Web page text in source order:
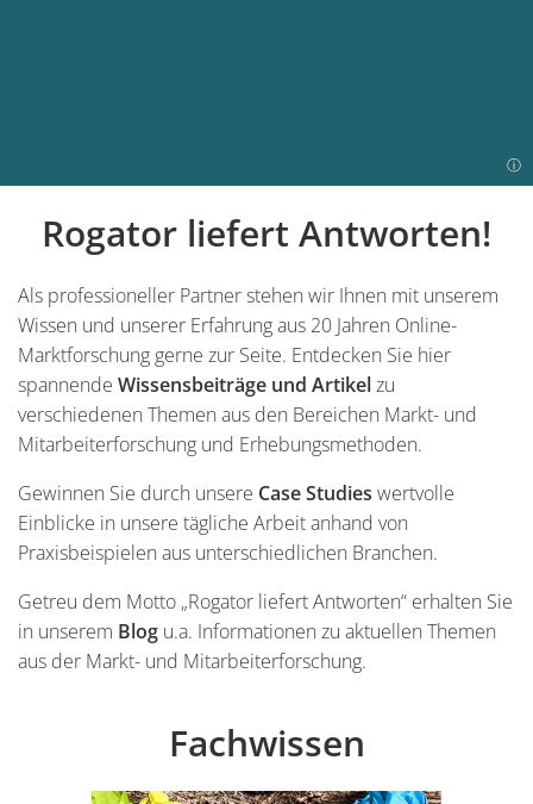
Einleitung
Rogator liefert Antworten!
Inhalt
Als professioneller Partner stehen wir Ihnen mit unserem
Wissen und unserer Erfahrung aus 20 Jahren Online-
Marktforschung gerne zur Seite. Entdecken Sie hier
spannende Wissensbeiträge und Artikelzu
verschiedenen Themen aus den Bereichen Markt- und
Mitarbeiterforschung und Erhebungsmethoden.
Gewinnen Sie durch unsere Case Studies wertvolle
Einblicke in unsere tägliche Arbeit anhand von
Praxisbeispielen aus unterschiedlichen Branchen.
Getreu dem Motto „Rogator liefert Antworten“ erhalten Sie
in unserem Blog u.a. Informationen zu aktuellen Themen
aus der Markt- und Mitarbeiterforschung.
Einleitung
Fachwissen